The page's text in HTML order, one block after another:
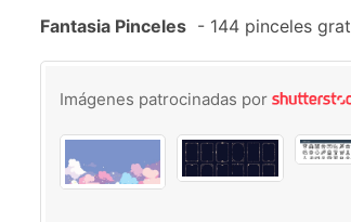
Fantasia Pinceles - 144 pinceles
Imágenes patrocinadas por